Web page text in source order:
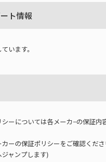
ト情報
います。
ーについては各メーカ−の保証内
ーの保証ポリシーをご確認くだ
ャンプします)